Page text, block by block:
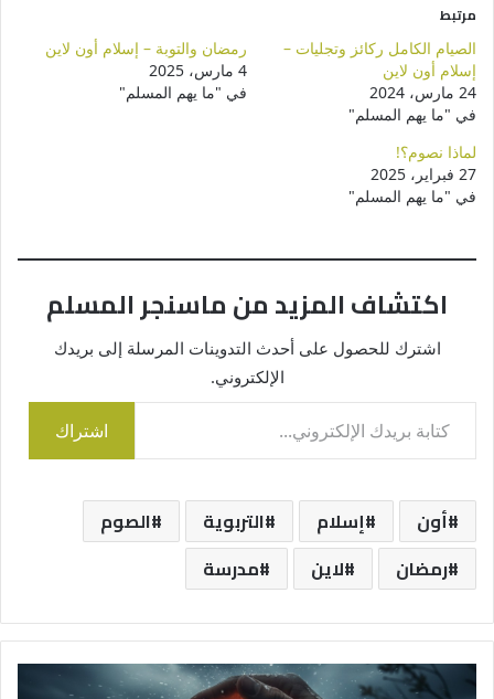
مرتبط
الصيام الكامل ركائز وتجليات –
إسلام أون لاين
24 مارس، 2024
في "ما يهم المسلم"
رمضان والتوبة – إسلام أون لاين
4 مارس، 2025
في "ما يهم المسلم"
لماذا نصوم؟!
27 فبراير، 2025
في "ما يهم المسلم"
اكتشاف المزيد من ماسنجر المسلم
اشترك للحصول على أحدث التدوينات المرسلة إلى بريدك
الإلكتروني.
كتابة بريدك الإلكتروني...
اشتراك
أون إسلام التربوية
الصوم
رمضان
لاين مدرسة